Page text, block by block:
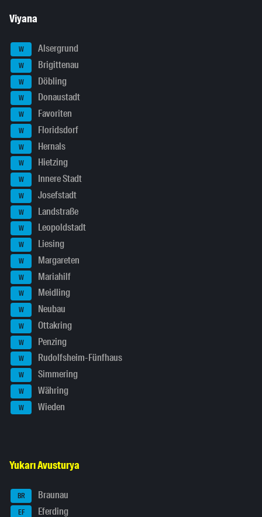
Viyana
W Alsergrund
W Brigittenau
W Döbling
W Donaustadt
W Favoriten
W Floridsdorf
W Hernals
W Hietzing
W Innere Stadt
W Josefstadt
W Landstraße
W Leopoldstadt
W Liesing
W Margareten
W Mariahilf
W Meidling
W Neubau
W Ottakring
W Penzing
W Rudolfsheim-Fünfhaus
W Simmering
W Währing
W Wieden
Yukarı Avusturya
BR Braunau
EF Eferding